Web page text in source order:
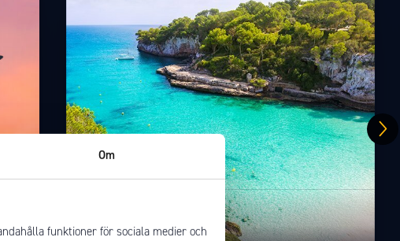
Om
funktioner för sociala medier och